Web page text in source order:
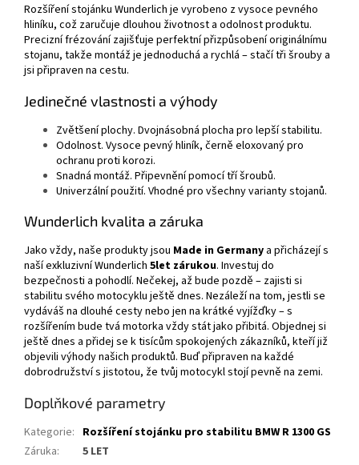
Rozšíření stojánku Wunderlich je vyrobeno z vysoce pevného
hliníku, což zaručuje dlouhou životnost a odolnost produktu.
Precizní frézování zajišťuje perfektní přizpůsobení originálnímu
stojanu, takže montáž je jednoduchá a rychlá – stačí tři šrouby a
jsi připraven na cestu.
Jedinečné vlastnosti a výhody
Zvětšení plochy. Dvojnásobná plocha pro lepší stabilitu.
Odolnost. Vysoce pevný hliník, černě eloxovaný pro
ochranu proti korozi.
Snadná montáž. Připevnění pomocí tří šroubů.
Univerzální použití. Vhodné pro všechny varianty stojanů.
Wunderlich kvalita a záruka
Jako vždy, naše produkty jsou Made in Germany a přicházejí s
naší exkluzivní Wunderlich 5let zárukou. Investuj do
bezpečnosti a pohodlí. Nečekej, až bude pozdě – zajisti si
stabilitu svého motocyklu ještě dnes. Nezáleží na tom, jestli se
vydáváš na dlouhé cesty nebo jen na krátké vyjížďky – s
rozšířením bude tvá motorka vždy stát jako přibitá. Objednej si
ještě dnes a přidej se k tisícům spokojených zákazníků, kteří již
objevili výhody našich produktů. Buď připraven na každé
dobrodružství s jistotou, že tvůj motocykl stojí pevně na zemi.
Doplňkové parametry
Kategorie: Rozšíření stojánku pro stabilitu BMW R 1300 GS
Záruka: 5 LET